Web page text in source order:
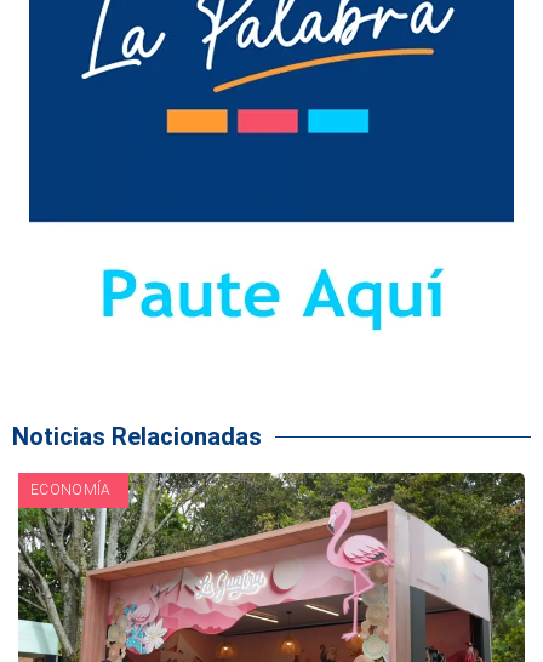
Noticias Relacionadas
ECONOMÍA